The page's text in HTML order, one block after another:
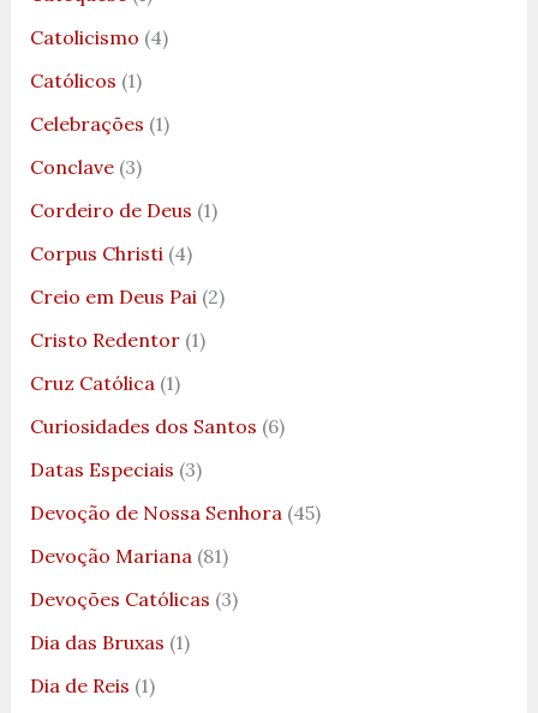
Catolicismo (4)
Católicos (1)
Celebrações (1)
Conclave(3)
Cordeiro de Deus (1)
Corpus Christi(4)
Creio em Deus Pai(2)
Cristo Redentor(1)
Cruz Católica(1)
Curiosidades dos Santos (6)
Datas Especiais (3)
Devoção de Nossa Senhora(45)
Devoção Mariana(81)
Devoções Católicas (3)
Dia das Bruxas (1)
Dia de Reis (1)